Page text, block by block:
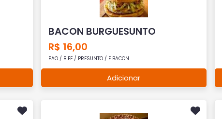
BACON BURGUESUNTO
R$ 16,00
PAO / BIFE / PRESUNTO / E BACON
Adicionar